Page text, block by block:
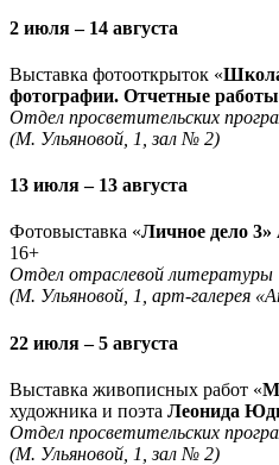
2 июля – 14 августа
Выставка фотооткрыток «
фотографии. Отчетные работы
Отдел просветительских
(М. Ульяновой, 1, зал № 2)
13 июля – 13 августа
Фотовыставка «Личное дело
16+
Отдел отраслевой литературы
(М. Ульяновой, 1, арт-галерея
22 июля – 5 августа
Выставка живописных работ «
художника и поэта Леонида
Отдел просветительских
(М. Ульяновой, 1, зал № 2)